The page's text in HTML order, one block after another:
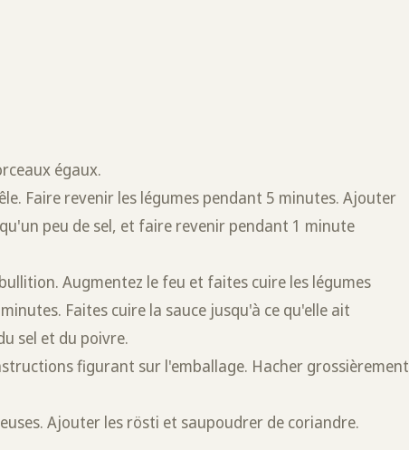
égaux.
Faire revenir les légumes pendant 5 minutes. Ajouter
peu de sel, et faire revenir pendant 1 minute
Augmentez le feu et faites cuire les légumes
Faites cuire la sauce jusqu'à ce qu'elle ait
sel et du poivre.
figurant sur l'emballage. Hacher grossièrement
Ajouter les rösti et saupoudrer de coriandre.